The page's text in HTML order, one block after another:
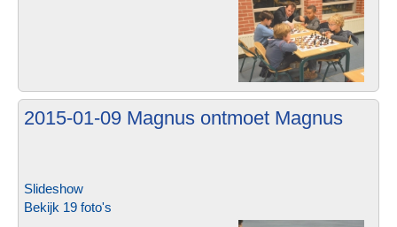
2015-01-09 Magnus ontmoet Magnus
Slideshow
Bekijk 19 foto's